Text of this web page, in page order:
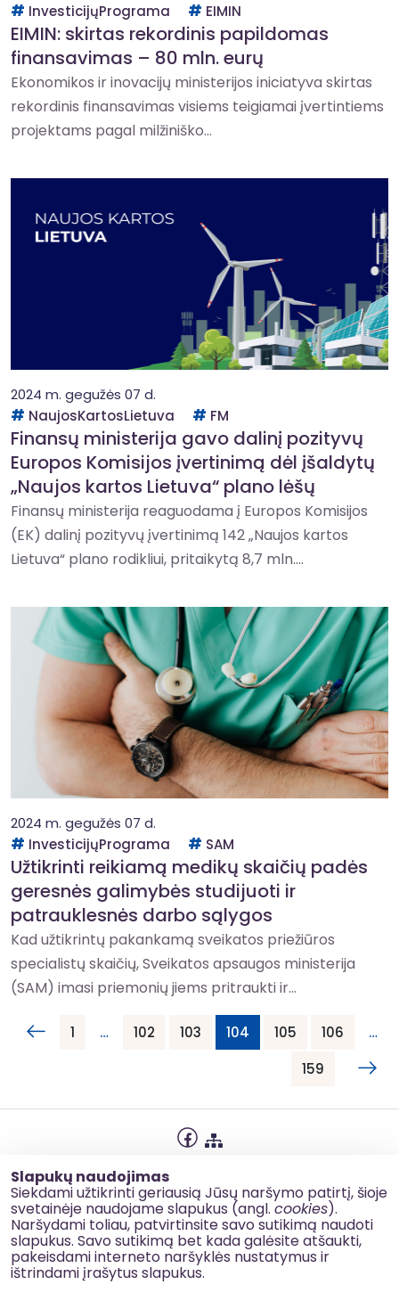
Slapukų naudojimas
Siekdami užtikrinti geriausią Jūsų naršymo patirtį, šioje
svetainėje naudojame slapukus (angl. cookies).
Naršydami toliau, patvirtinsite savo sutikimą naudoti
slapukus. Savo sutikimą bet kada galėsite atšaukti,
pakeisdami interneto naršyklės nustatymus ir
ištrindami įrašytus slapukus.
InvesticijųPrograma
EIMIN
EIMIN: skirtas rekordinis papildomas
finansavimas – 80 mln. eurų
Ekonomikos ir inovacijų ministerijos iniciatyva skirtas
rekordinis finansavimas visiems teigiamai įvertintiems
projektams pagal milžiniško...
2024 m. gegužės 07 d.
NaujosKartosLietuva
FM
Finansų ministerija gavo dalinį pozityvų
Europos Komisijos įvertinimą dėl įšaldytų
„Naujos kartos Lietuva“ plano lėšų
Finansų ministerija reaguodama į Europos Komisijos
(EK) dalinį pozityvų įvertinimą 142 „Naujos kartos
Lietuva“ plano rodikliui, pritaikytą 8,7 mln....
2024 m. gegužės 07 d.
InvesticijųPrograma
SAM
Užtikrinti reikiamą medikų skaičių padės
geresnės galimybės studijuoti ir
patrauklesnės darbo sąlygos
Kad užtikrintų pakankamą sveikatos priežiūros
specialistų skaičių, Sveikatos apsaugos ministerija
(SAM) imasi priemonių jiems pritraukti ir...
1 … 102 103 104 105 106
…
159
Slapukų naudojimas
Korupcijos prevencija
Kontaktai